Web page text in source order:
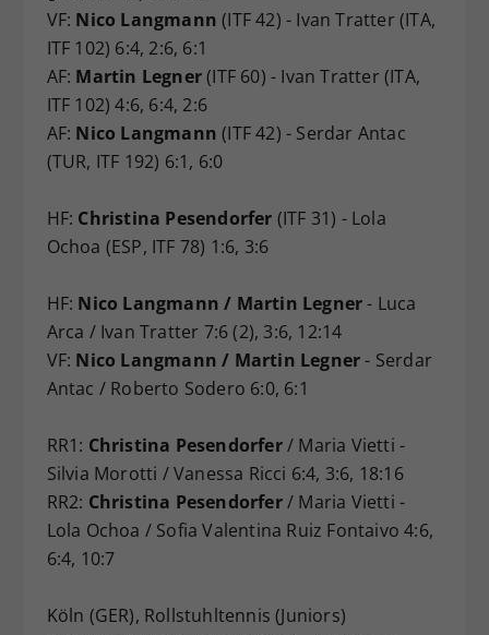
VF: Nico Langmann (ITF 42) - Ivan Tratter (ITA,
ITF 102) 6:4, 2:6, 6:1
AF: Martin Legner(ITF 60) - Ivan Tratter (ITA,
ITF 102) 4:6, 6:4, 2:6
AF: Nico Langmann (ITF 42) - Serdar Antac
(TUR, ITF 192) 6:1, 6:0
HF: Christina Pesendorfer (ITF 31) - Lola
Ochoa (ESP, ITF 78) 1:6, 3:6
HF: Nico Langmann / Martin Legner- Luca
Arca / Ivan Tratter 7:6 (2), 3:6, 12:14
VF: Nico Langmann / Martin Legner- Serdar
Antac / Roberto Sodero 6:0, 6:1
RR1: Christina Pesendorfer/ Maria Vietti -
Silvia Morotti / Vanessa Ricci 6:4, 3:6, 18:16
RR2: Christina Pesendorfer/ Maria Vietti -
Lola Ochoa / Sofia Valentina Ruiz Fontaivo 4:6,
6:4, 10:7
Köln (GER), Rollstuhltennis (Juniors)